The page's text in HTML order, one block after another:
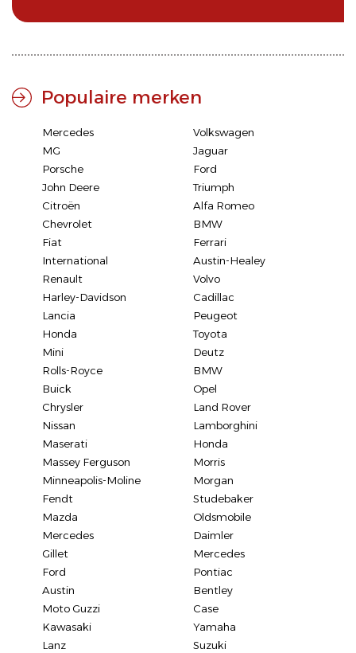
Populaire merken
Mercedes
Volkswagen
MG
Jaguar
Porsche
Ford
John Deere
Triumph
Citroën
Alfa Romeo
Chevrolet
BMW
Fiat
Ferrari
International
Austin-Healey
Renault
Volvo
Harley-Davidson
Cadillac
Lancia
Peugeot
Honda
Toyota
Mini
Deutz
Rolls-Royce
BMW
Buick
Opel
Chrysler
Land Rover
Nissan
Lamborghini
Maserati
Honda
Massey Ferguson
Morris
Minneapolis-Moline
Morgan
Fendt
Studebaker
Mazda
Oldsmobile
Mercedes
Daimler
Gillet
Mercedes
Ford
Pontiac
Austin
Bentley
Moto Guzzi
Case
Kawasaki
Yamaha
Lanz
Suzuki